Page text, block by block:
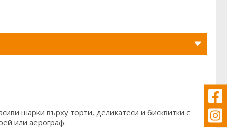
шарки върху торти, деликатеси и бисквитки с
или аерограф.